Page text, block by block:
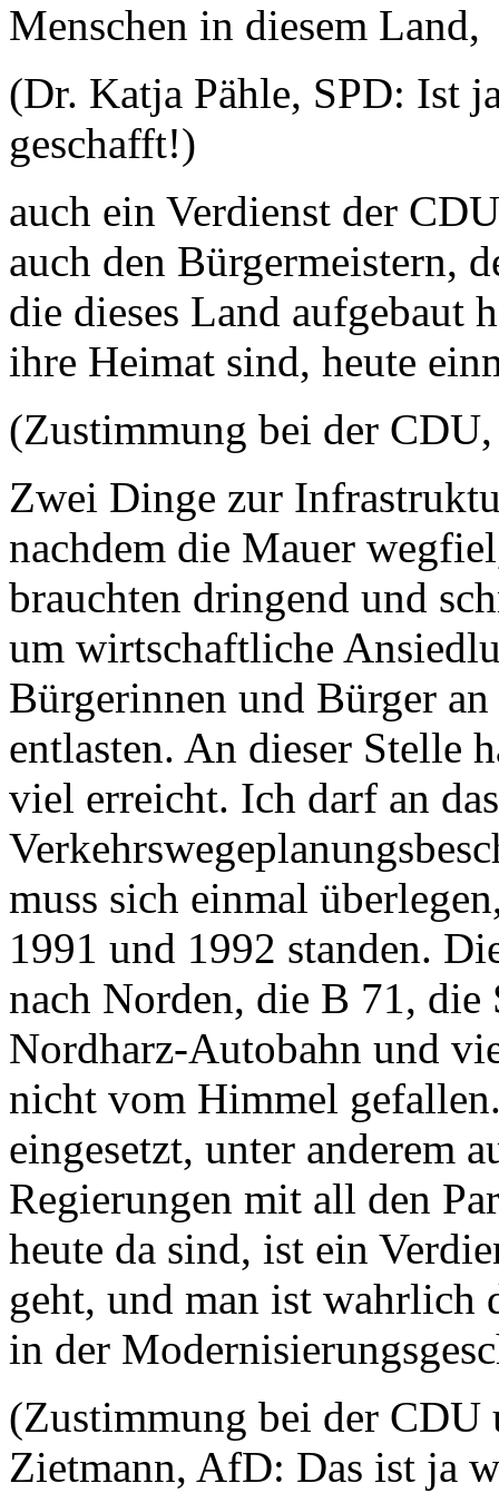
Menschen in diesem Land,
(Dr. Katja Pähle, SPD: Ist
geschafft!)
auch ein Verdienst der
auch den Bürgermeistern,
die dieses Land aufgebaut
ihre Heimat sind, heute
(Zustimmung bei der
Zwei Dinge zur
nachdem die Mauer
brauchten dringend und
um wirtschaftliche
Bürgerinnen und Bürger
entlasten. An dieser Stelle
viel erreicht. Ich darf an das
muss sich einmal
1991 und 1992 standen.
nach Norden, die B 71,
Nordharz-Autobahn und
nicht vom Himmel
eingesetzt, unter anderem
Regierungen mit all den
heute da sind, ist ein
geht, und man ist wahrlich
in der
(Zustimmung bei der
Zietmann, AfD: Das ist ja